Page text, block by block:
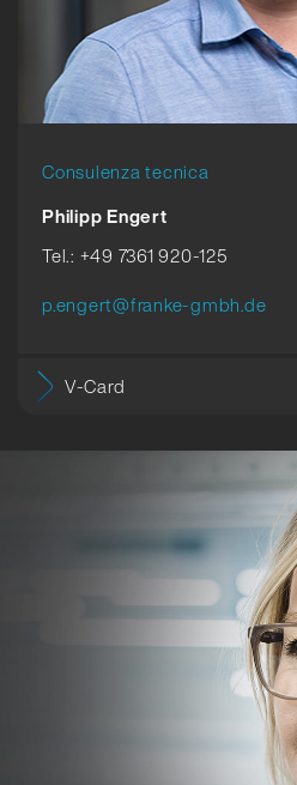
Consulenza tecnica
Philipp Engert
Tel.: +49 7361 920-125
p.engert@franke-gmbh.de
V-Card